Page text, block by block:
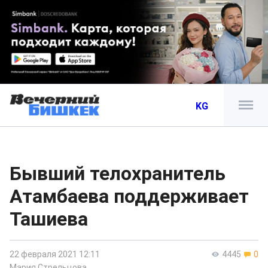
KG
Бывший телохранитель
Атамбаева поддерживает
Ташиева
4445 0
22 февраля 2021 12:11